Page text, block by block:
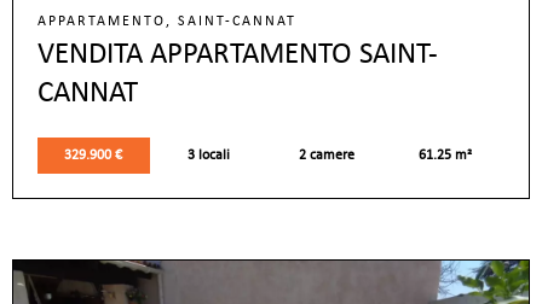
APPARTAMENTO, SAINT-CANNAT
VENDITA APPARTAMENTO SAINT-
CANNAT
329.900 € 3 locali 2 camere 61.25 m²